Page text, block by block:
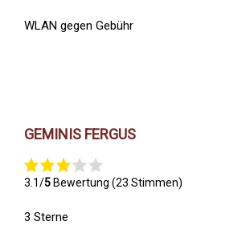
WLAN gegen Gebühr
GEMINIS FERGUS
3.1/5 Bewertung (23 Stimmen)
3 Sterne